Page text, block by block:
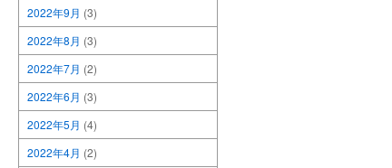
2022年9月 (3)
2022年8月 (3)
2022年7月 (2)
2022年6月 (3)
2022年5月 (4)
2022年4月 (2)